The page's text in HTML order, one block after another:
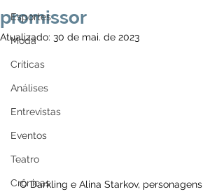
Esportes
Moda
Críticas
Análises
Entrevistas
Eventos
Teatro
Crônicas
promissor
Atualizado: 30 de mai. de 2023
O Darkling e Alina Starkov, personagens